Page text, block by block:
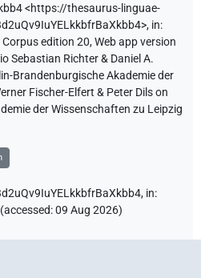
<https://thesaurus-linguae-
, in:
Corpus edition 20, Web app version
Sebastian Richter & Daniel A.
Brandenburgische Akademie der
Fischer-Elfert & Peter Dils on
der Wissenschaften zu Leipzig
in:
(accessed:09 Aug 2026)